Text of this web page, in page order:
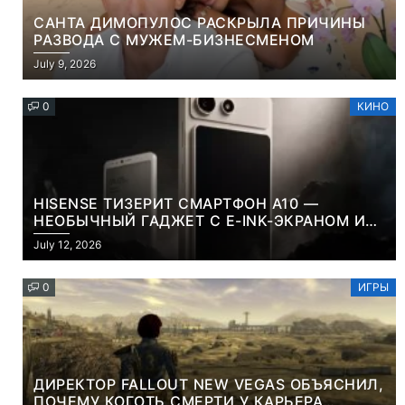
САНТА ДИМОПУЛОС РАСКРЫЛА ПРИЧИНЫ
РАЗВОДА С МУЖЕМ-БИЗНЕСМЕНОМ
July 9, 2026
0 КИНО
HISENSE ТИЗЕРИТ СМАРТФОН A10 —
НЕОБЫЧНЫЙ ГАДЖЕТ С E-INK-ЭКРАНОМ И
СЪЕМНОЙ LCD-ПАНЕЛЬЮ ДЛЯ ЦВЕТНОГО
КОНТЕНТА И СОЦСЕТЕЙ
July 12, 2026
0 ИГРЫ
ДИРЕКТОР FALLOUT NEW VEGAS ОБЪЯСНИЛ,